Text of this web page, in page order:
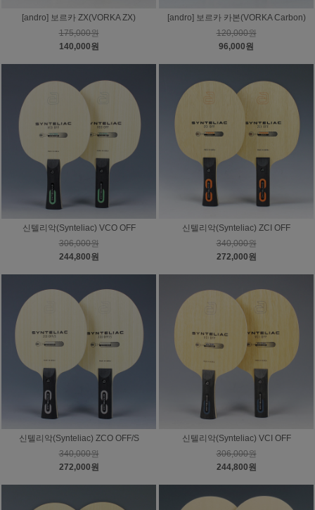
[andro] 보르카 ZX(VORKA ZX)
175,000원
140,000원
[andro] 보르카 카본(VORKA Carbon)
120,000원
96,000원
신텔리악(Synteliac) VCO OFF
306,000원
244,800원
신텔리악(Synteliac) ZCI OFF
340,000원
272,000원
신텔리악(Synteliac) ZCO OFF/S
340,000원
272,000원
신텔리악(Synteliac) VCI OFF
306,000원
244,800원